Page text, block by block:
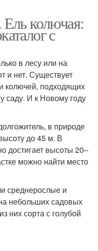
колючая:
с
в лесу или на
и нет. Существует
колючей, подходящих
саду. И к Новому году
в природе
до 45 м. В
достигает высоты 20–
можно найти место
среднерослые и
небольших садовых
них сорта с голубой